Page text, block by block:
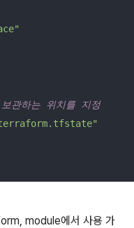
관하는 위치를 지정
module에서 사용 가